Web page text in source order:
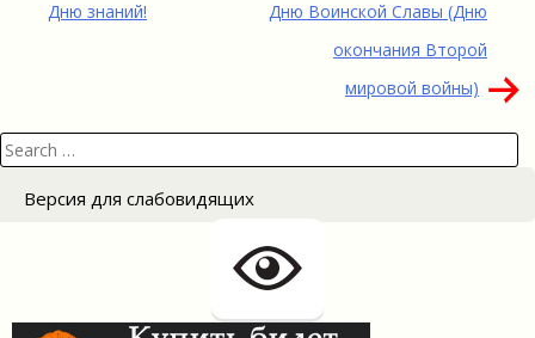
Дню знаний!
Дню Воинской Славы (Дню
окончания Второй
мировой войны)
Search
for:
Версия для слабовидящих